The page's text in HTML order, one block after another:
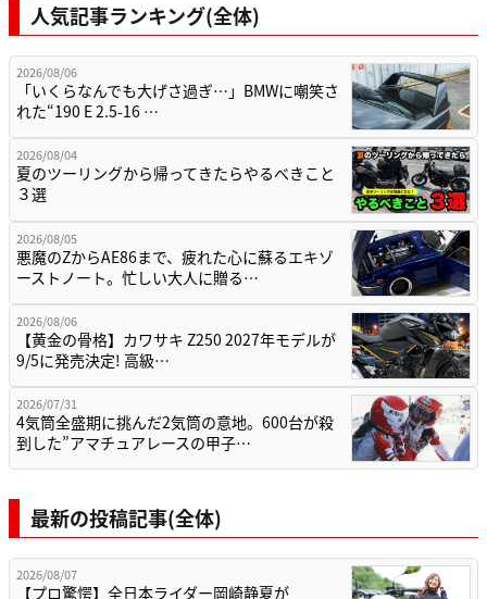
人気記事ランキング(全体)
2026/08/06
「いくらなんでも大げさ過ぎ…」BMWに嘲笑さ
れた“190 E 2.5-16 …
2026/08/04
夏のツーリングから帰ってきたらやるべきこと
３選
2026/08/05
悪魔のZからAE86まで、疲れた心に蘇るエキゾ
ーストノート。忙しい大人に贈る…
2026/08/06
【黄金の骨格】カワサキ Z250 2027年モデルが
9/5に発売決定! 高級…
2026/07/31
4気筒全盛期に挑んだ2気筒の意地。600台が殺
到した”アマチュアレースの甲子…
最新の投稿記事(全体)
2026/08/07
【プロ驚愕】全日本ライダー岡崎静夏が